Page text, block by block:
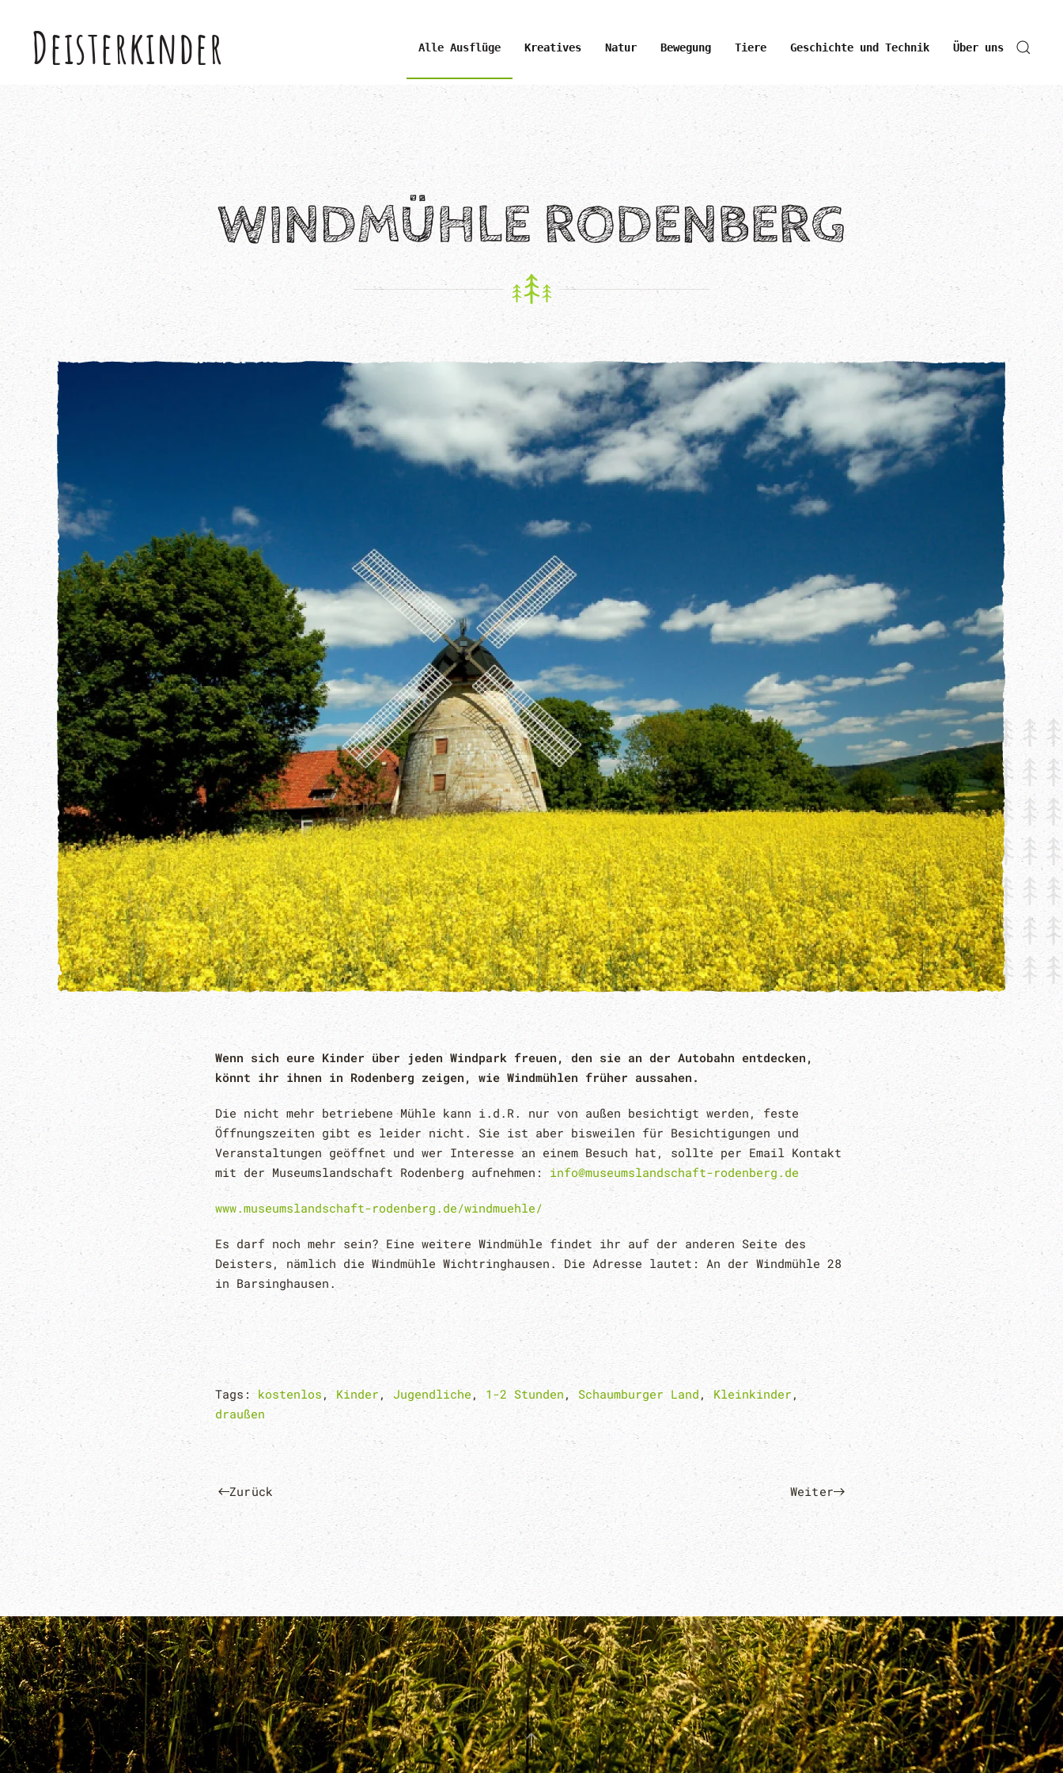
Skip to main content
Deisterkinder Alle Ausflüge Kreatives Natur Bewegung Tiere Geschichte und Technik Über uns
WINDMÜHLE RODENBERG
Wenn sich eure Kinder über jeden Windpark freuen, den sie an der Autobahn entdecken,
könnt ihr ihnen in Rodenberg zeigen, wie Windmühlen früher aussahen.
Die nicht mehr betriebene Mühle kann i.d.R. nur von außen besichtigt werden, feste
Öffnungszeiten gibt es leider nicht. Sie ist aber bisweilen für Besichtigungen und
Veranstaltungen geöffnet und wer Interesse an einem Besuch hat, sollte per Email Kontakt
mit der Museumslandschaft Rodenberg aufnehmen: info@museumslandschaft-rodenberg.de
www.museumslandschaft-rodenberg.de/windmuehle/
Es darf noch mehr sein? Eine weitere Windmühle findet ihr auf der anderen Seite des
Deisters, nämlich die Windmühle Wichtringhausen. Die Adresse lautet: An der Windmühle 28
in Barsinghausen.
Tags: kostenlos , Kinder , Jugendliche , 1-2 Stunden , Schaumburger Land ,Kleinkinder ,
draußen
Zurück Weiter